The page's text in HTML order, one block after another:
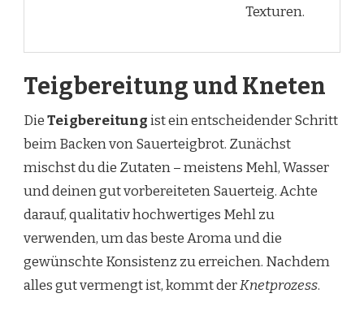
Texturen.
Teigbereitung und Kneten
DieTeigbereitungist ein entscheidender Schritt
beim Backen von Sauerteigbrot. Zunächst
mischst du die Zutaten – meistens Mehl, Wasser
und deinen gut vorbereiteten Sauerteig. Achte
darauf, qualitativ hochwertiges Mehl zu
verwenden, um das beste Aroma und die
gewünschte Konsistenz zu erreichen. Nachdem
alles gut vermengt ist, kommt derKnetprozess.